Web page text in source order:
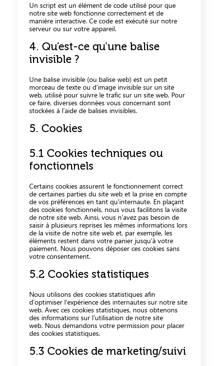
Un script est un élément de code utilisé pour que
notre site web fonctionne correctement et de
manière interactive. Ce code est exécuté sur notre
serveur ou sur votre appareil.
4. Qu’est-ce qu’une balise
invisible ?
Une balise invisible (ou balise web) est un petit
morceau de texte ou d’image invisible sur un site
web, utilisé pour suivre le trafic sur un site web. Pour
ce faire, diverses données vous concernant sont
stockées à l’aide de balises invisibles.
5. Cookies
5.1 Cookies techniques ou
fonctionnels
Certains cookies assurent le fonctionnement correct
de certaines parties du site web et la prise en compte
de vos préférences en tant qu’internaute. En plaçant
des cookies fonctionnels, nous vous facilitons la visite
de notre site web. Ainsi, vous n’avez pas besoin de
saisir à plusieurs reprises les mêmes informations lors
de la visite de notre site web et, par exemple, les
éléments restent dans votre panier jusqu’à votre
paiement. Nous pouvons déposer ces cookies sans
votre consentement.
5.2 Cookies statistiques
Nous utilisons des cookies statistiques afin
d’optimiser l’expérience des internautes sur notre site
web. Avec ces cookies statistiques, nous obtenons
des informations sur l’utilisation de notre site
web. Nous demandons votre permission pour placer
des cookies statistiques.
5.3 Cookies de marketing/suivi